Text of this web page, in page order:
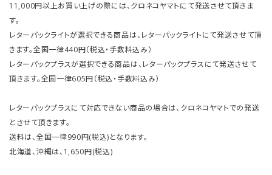
11,000円以上お買い上げの際には、クロネコヤマトにて発送させて頂きま
す。
レターパックライトが選択できる商品は、レターパックライトにて発送させて頂
きます。全国一律440円（税込・手数料込み）
レターパックプラスが選択できる商品は、レターパックプラスにて発送させて
頂きます。全国一律605円（税込・手数料込み）
レターパックプラスにて対応できない商品の場合は、クロネコヤマトでの発送
とさせて頂きます。
送料は、全国一律990円(税込)となります。
北海道、沖縄は、1,650円(税込)